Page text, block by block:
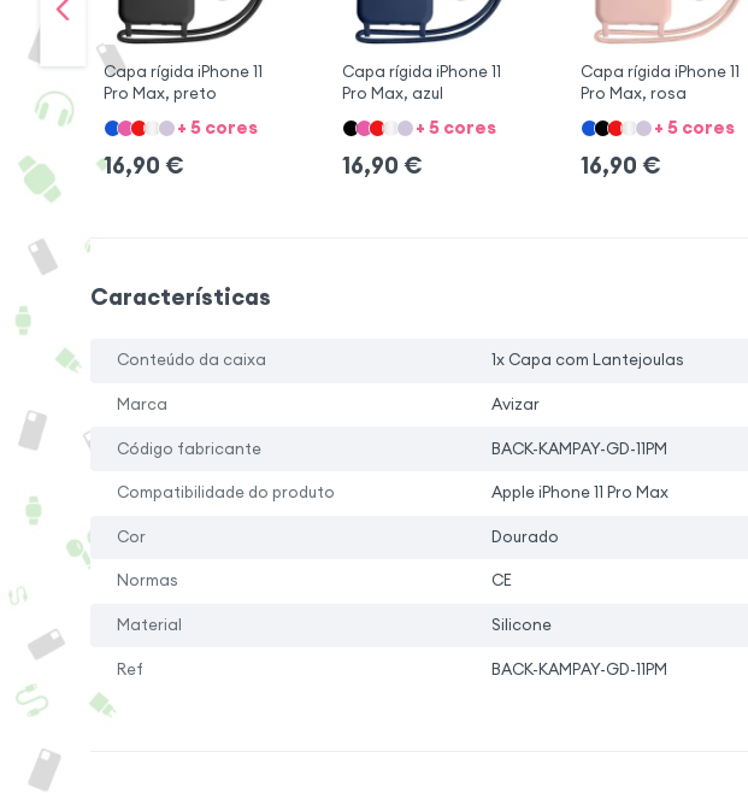
Capa rígida iPhone 11
Pro Max, preto
+ 5 cores
16,90 €
Capa rígida iPhone 11
Pro Max, azul
+ 5 cores
16,90 €
Capa rígida iPhone 11
Pro Max, rosa
+ 5 cores
16,90 €
Características
Conteúdo da caixa 1x Capa com Lantejoulas
Marca Avizar
Código fabricante BACK-KAMPAY-GD-11PM
Compatibilidade do produto Apple iPhone 11 Pro Max
Cor Dourado
Normas CE
Material Silicone
Ref BACK-KAMPAY-GD-11PM